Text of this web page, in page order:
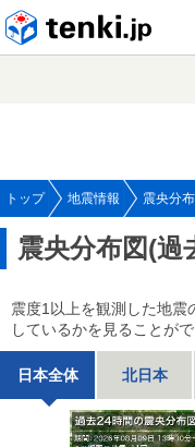
トップ 地震情報 震央分
震央分布図(過
震度1以上を観測した地震
しているかを見ることがで
日本全体 北日本